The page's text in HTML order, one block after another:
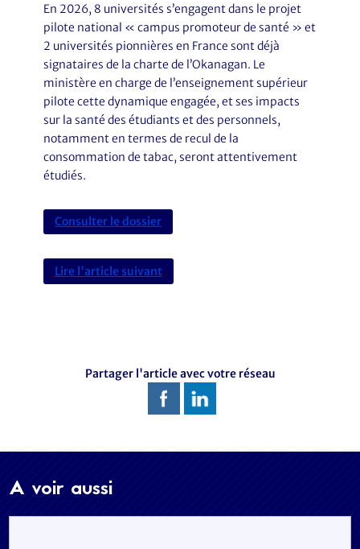
En 2026, 8 universités s’engagent dans le projet
pilote national « campus promoteur de santé » et
2 universités pionnières en France sont déjà
signataires de la charte de l’Okanagan. Le
ministère en charge de l’enseignement supérieur
pilote cette dynamique engagée, et ses impacts
sur la santé des étudiants et des personnels,
notamment en termes de recul de la
consommation de tabac, seront attentivement
étudiés.
Consulter le dossier
Lire l'article suivant
Partager l'article avec votre réseau
A voir aussi